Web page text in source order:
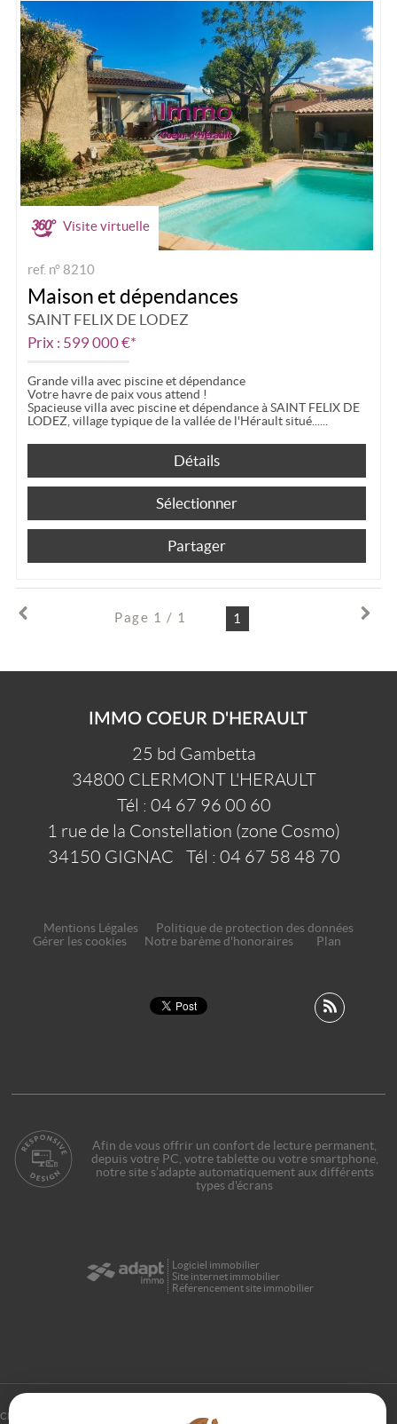
Visite virtuelle
ref. n° 8210
Maison et dépendances
SAINT FELIX DE LODEZ
Prix : 599 000 €*
Grande villa avec piscine et dépendance
Votre havre de paix vous attend !
Spacieuse villa avec piscine et dépendance à SAINT FELIX DE
LODEZ, village typique de la vallée de l'Hérault situé...
Détails
Sélectionner
Partager
Page 1 / 1 1
IMMO COEUR D'HERAULT
25 bd Gambetta
34800 CLERMONT L'HERAULT
Tél : 04 67 96 00 60
1 rue de la Constellation (zone Cosmo)
34150 GIGNAC Tél : 04 67 58 48 70
Mentions Légales
Politique de protection des données
Gérer les cookies
Notre barème d'honoraires Plan
Afin de vous offrir un confort de lecture permanent,
depuis votre PC, votre tablette ou votre smartphone,
notre site s’adapte automatiquement aux différents
types d'écrans
Logiciel immobilier
Site internet immobilier
Référencement site immobilier
Clermont L'herault (34800)